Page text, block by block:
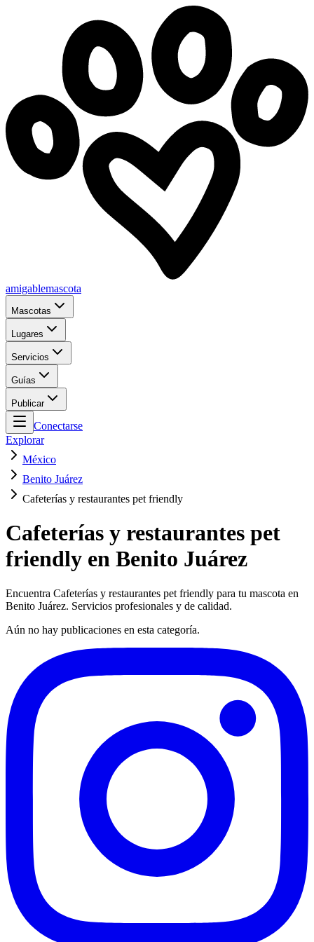
amigablemascota
Mascotas
Lugares
Servicios
Guías
Publicar
Conectarse
Explorar
México
Benito Juárez
Cafeterías y restaurantes pet friendly
Cafeterías y restaurantes pet
friendly en Benito Juárez
Encuentra Cafeterías y restaurantes pet friendly para tu mascota en
Benito Juárez. Servicios profesionales y de calidad.
Aún no hay publicaciones en esta categoría.